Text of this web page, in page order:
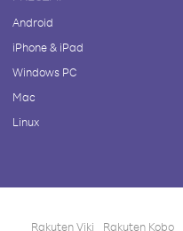
Android
iPhone & iPad
Windows PC
Mac
Linux
Rakuten Viki Rakuten Kobo